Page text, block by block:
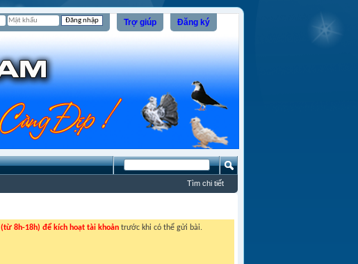
Đăng ký
Trợ giúp
Tìm chi tiết
(từ 8h-18h) để kích hoạt tài khoản trước khi có thể gửi bài.